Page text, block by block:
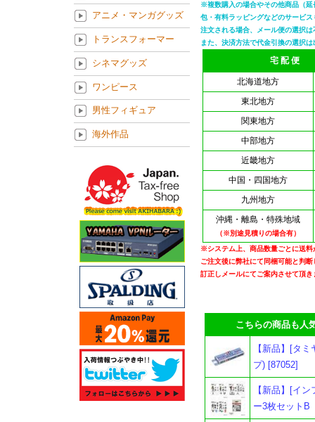
※複数購入の場合やその他商品（延
包・有料ラッピングなどのサービ
注文される場合、メール便の選択
また、決済方法で代金引換の選択
宅 配 便
北海道地方
東北地方
関東地方
中部地方
近畿地方
中国・四国地方
九州地方
沖縄・離島・特殊地域
（※別途見積りの場合有）
※システム上、商品数量ごとに送料
ご注文後に弊社にて同梱可能と判
訂正しメールにてご案内させて頂き
こちらの商品も人気
【新品】[タ
プ) [87052]
【新品】[イ
ー3枚セットB
アニメ・マンガグッズ
トランスフォーマー
シネマグッズ
ワンピース
男性フィギュア
海外作品